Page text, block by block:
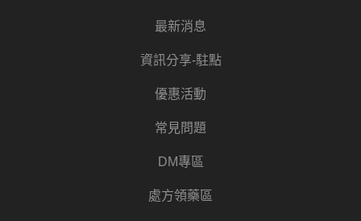
最新消息
資訊分享-駐點
優惠活動
常見問題
DM專區
處方領藥區